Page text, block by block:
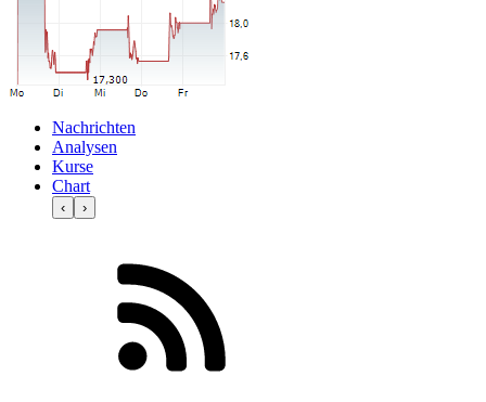
Nachrichten
Analysen
Kurse
Chart
‹ ›